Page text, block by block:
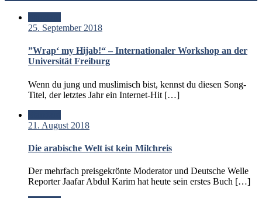
25. September 2018
”Wrap‘ my Hijab!“ – Internationaler Workshop an der
Universität Freiburg
Wenn du jung und muslimisch bist, kennst du diesen Song-
Titel, der letztes Jahr ein Internet-Hit […]
21. August 2018
Die arabische Welt ist kein Milchreis
Der mehrfach preisgekrönte Moderator und Deutsche Welle
Reporter Jaafar Abdul Karim hat heute sein erstes Buch […]